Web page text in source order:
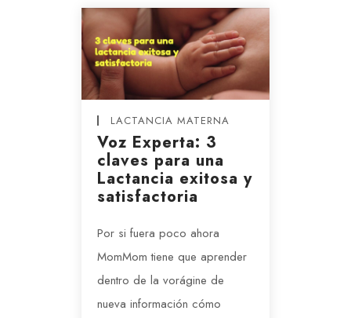
LACTANCIA MATERNA
Voz Experta: 3
claves para una
Lactancia exitosa y
satisfactoria
Por si fuera poco ahora
MomMom tiene que aprender
dentro de la vorágine de
nueva información cómo